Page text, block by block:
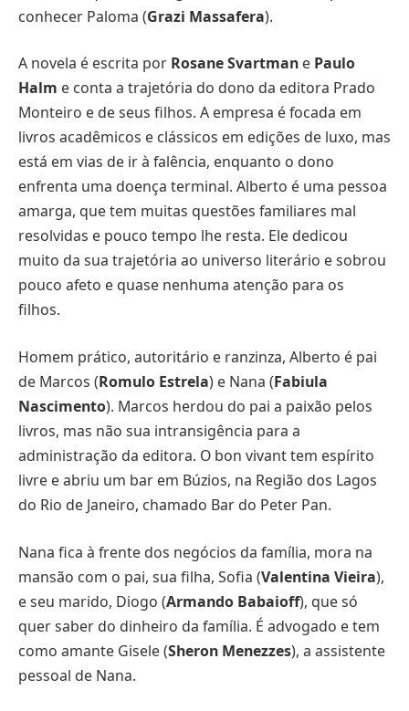
conhecer Paloma (Grazi Massafera).
A novela é escrita por Rosane Svartman e Paulo
Halm e conta a trajetória do dono da editora Prado
Monteiro e de seus filhos. A empresa é focada em
livros acadêmicos e clássicos em edições de luxo, mas
está em vias de ir à falência, enquanto o dono
enfrenta uma doença terminal. Alberto é uma pessoa
amarga, que tem muitas questões familiares mal
resolvidas e pouco tempo lhe resta. Ele dedicou
muito da sua trajetória ao universo literário e sobrou
pouco afeto e quase nenhuma atenção para os
filhos.
Homem prático, autoritário e ranzinza, Alberto é pai
de Marcos (Romulo Estrela) e Nana (Fabiula
Nascimento). Marcos herdou do pai a paixão pelos
livros, mas não sua intransigência para a
administração da editora. O bon vivant tem espírito
livre e abriu um bar em Búzios, na Região dos Lagos
do Rio de Janeiro, chamado Bar do Peter Pan.
Nana fica à frente dos negócios da família, mora na
mansão com o pai, sua filha, Sofia (Valentina Vieira),
e seu marido, Diogo (Armando Babaioff), que só
quer saber do dinheiro da família. É advogado e tem
como amante Gisele (Sheron Menezzes), a assistente
pessoal de Nana.